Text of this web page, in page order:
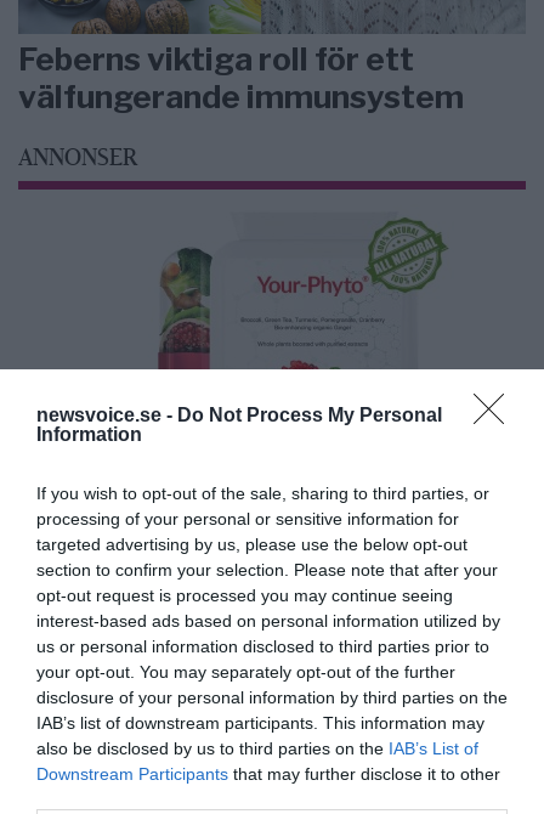
newsvoice.se - Do Not Process My Personal
Information
If you wish to opt-out of the sale, sharing to third parties, or
processing of your personal or sensitive information for
targeted advertising by us, please use the below opt-out
section to confirm your selection. Please note that after your
opt-out request is processed you may continue seeing
interest-based ads based on personal information utilized by
us or personal information disclosed to third parties prior to
your opt-out. You may separately opt-out of the further
disclosure of your personal information by third parties on the
IAB’s list of downstream participants. This information may
also be disclosed by us to third parties on the IAB’s List of
Downstream Participants that may further disclose it to other
Feberns viktiga roll för ett
välfungerande immunsystem
ANNONSER